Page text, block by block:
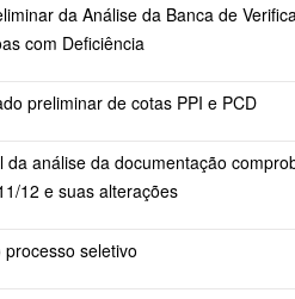
da Análise da Banca de
com Deficiência
preliminar de cotas PPI e PCD
da análise da documentação
12 e suas alterações
seletivo